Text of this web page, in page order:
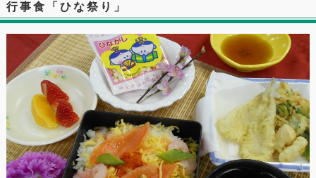
行事食「ひな祭り」